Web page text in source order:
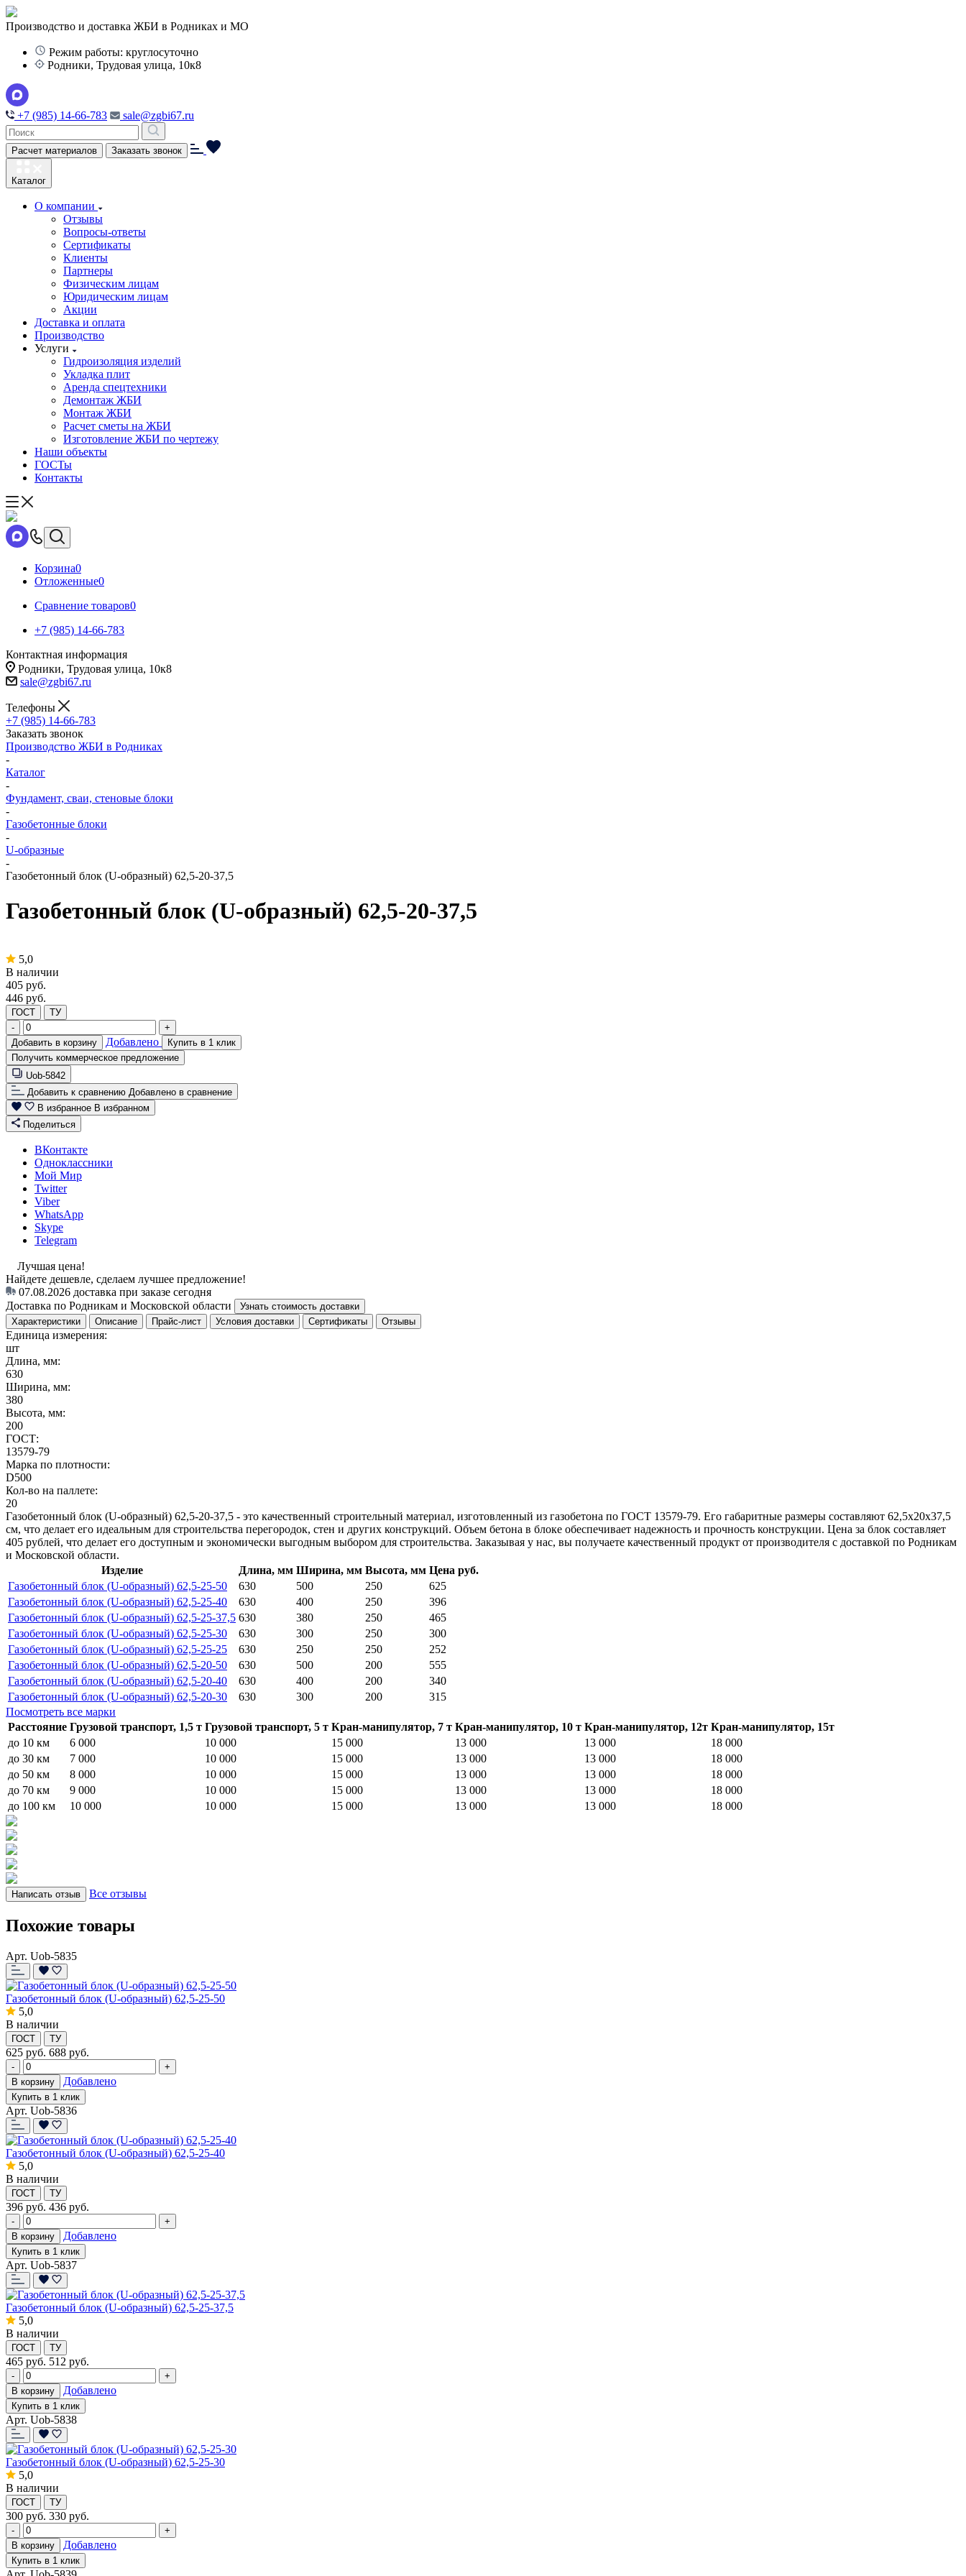
Производство и доставка ЖБИ в Родниках и МО
Режим работы: круглосуточно
Родники, Трудовая улица, 10к8
+7 (985) 14-66-783 sale@zgbi67.ru
Расчет материалов Заказать звонок
Каталог
О компании
Отзывы
Вопросы-ответы
Сертификаты
Клиенты
Партнеры
Физическим лицам
Юридическим лицам
Акции
Доставка и оплата
Производство
Услуги
Гидроизоляция изделий
Укладка плит
Аренда спецтехники
Демонтаж ЖБИ
Монтаж ЖБИ
Расчет сметы на ЖБИ
Изготовление ЖБИ по чертежу
Наши объекты
ГОСТы
Контакты
Корзина0
Отложенные0
Сравнение товаров0
+7 (985) 14-66-783
Контактная информация
Родники, Трудовая улица, 10к8
sale@zgbi67.ru
Телефоны
+7 (985) 14-66-783
Заказать звонок
Производство ЖБИ в Родниках
-
Каталог
-
Фундамент, сваи, стеновые блоки
-
Газобетонные блоки
-
U-образные
-
Газобетонный блок (U-образный) 62,5-20-37,5
Газобетонный блок (U-образный) 62,5-20-37,5
5,0
В наличии
405 руб.
446 руб.
ГОСТ
ТУ
-
+
Добавить в корзину
Добавлено
Купить в 1 клик
Получить коммерческое предложение
Uob-5842
Добавить к сравнению Добавлено в сравнение
В избранное В избранном
Поделиться
ВКонтакте
Одноклассники
Мой Мир
Twitter
Viber
WhatsApp
Skype
Telegram
Лучшая цена!
Найдете дешевле, сделаем лучшее предложение!
07.08.2026 доставка при заказе сегодня
Доставка по Родникам и Московской области
Узнать стоимость доставки
Характеристики
Описание Прайс-лист Условия доставки Сертификаты Отзывы
Единица измерения:
шт
Длина, мм:
630
Ширина, мм:
380
Высота, мм:
200
ГОСТ:
13579-79
Марка по плотности:
D500
Кол-во на паллете:
20
Газобетонный блок (U-образный) 62,5-20-37,5 - это качественный строительный материал, изготовленный из газобетона по ГОСТ 13579-79. Его габаритные размеры составляют 62,5х20х37,5
см, что делает его идеальным для строительства перегородок, стен и других конструкций. Объем бетона в блоке обеспечивает надежность и прочность конструкции. Цена за блок составляет
405 рублей, что делает его доступным и экономически выгодным выбором для строительства. Заказывая у нас, вы получаете качественный продукт от производителя с доставкой по Родникам
и Московской области.
Изделие
Длина, мм Ширина, мм Высота, мм Цена руб.
Газобетонный блок (U-образный) 62,5-25-50
630 500 250
625
Газобетонный блок (U-образный) 62,5-25-40
630 400 250
396
Газобетонный блок (U-образный) 62,5-25-37,5 630 380 250
465
Газобетонный блок (U-образный) 62,5-25-30
630 300 250
300
Газобетонный блок (U-образный) 62,5-25-25
630 250 250
252
Газобетонный блок (U-образный) 62,5-20-50
630 500 200
555
Газобетонный блок (U-образный) 62,5-20-40
630 400 200
340
Газобетонный блок (U-образный) 62,5-20-30
630 300 200
315
Посмотреть все марки
Расстояние Грузовой транспорт, 1,5 т Грузовой транспорт, 5 т Кран-манипулятор, 7 т Кран-манипулятор, 10 т Кран-манипулятор, 12т Кран-манипулятор, 15т
до 10 км
6 000 10 000 15 000 13 000 13 000
18 000
до 30 км
7 000 10 000 15 000 13 000 13 000
18 000
до 50 км
8 000 10 000 15 000 13 000 13 000
18 000
до 70 км
9 000 10 000 15 000 13 000 13 000
18 000
до 100 км
10 000 10 000 15 000 13 000 13 000 18 000
Написать отзыв Все отзывы
Похожие товары
Арт. Uob-5835
Газобетонный блок (U-образный) 62,5-25-50
5,0
В наличии
ГОСТ ТУ
625 руб. 688 руб.
-
+
В корзину
Добавлено
Купить в 1 клик
Арт. Uob-5836
Газобетонный блок (U-образный) 62,5-25-40
5,0
В наличии
ГОСТ ТУ
396 руб. 436 руб.
-
+
В корзину
Добавлено
Купить в 1 клик
Арт. Uob-5837
Газобетонный блок (U-образный) 62,5-25-37,5
5,0
В наличии
ГОСТ ТУ
465 руб. 512 руб.
-
+
В корзину
Добавлено
Купить в 1 клик
Арт. Uob-5838
Газобетонный блок (U-образный) 62,5-25-30
5,0
В наличии
ГОСТ ТУ
300 руб. 330 руб.
-
+
В корзину
Добавлено
Купить в 1 клик